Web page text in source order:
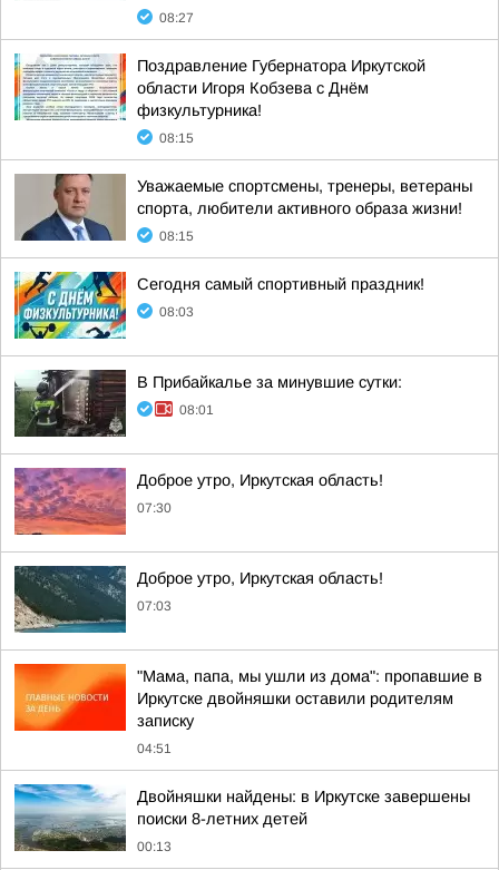
08:27
Поздравление Губернатора Иркутской
области Игоря Кобзева с Днём
физкультурника!
08:15
Уважаемые спортсмены, тренеры, ветераны
спорта, любители активного образа жизни!
08:15
Сегодня самый спортивный праздник!
08:03
В Прибайкалье за минувшие сутки:
08:01
Доброе утро, Иркутская область!
07:30
Доброе утро, Иркутская область!
07:03
"Мама, папа, мы ушли из дома": пропавшие в
Иркутске двойняшки оставили родителям
записку
04:51
Двойняшки найдены: в Иркутске завершены
поиски 8-летних детей
00:13